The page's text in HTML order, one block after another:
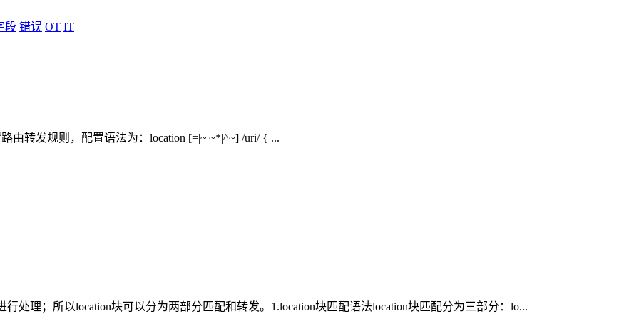
段 错误 OT IT
由转发规则，配置语法为：location [=|~|~*|^~] /uri/ { ...
处理；所以location块可以分为两部分匹配和转发。1.location块匹配语法location块匹配分为三部分：lo...